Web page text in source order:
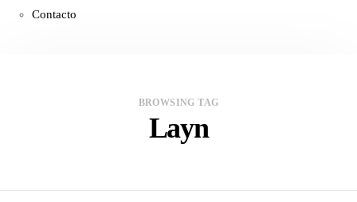
Contacto
BROWSING TAG
Layn